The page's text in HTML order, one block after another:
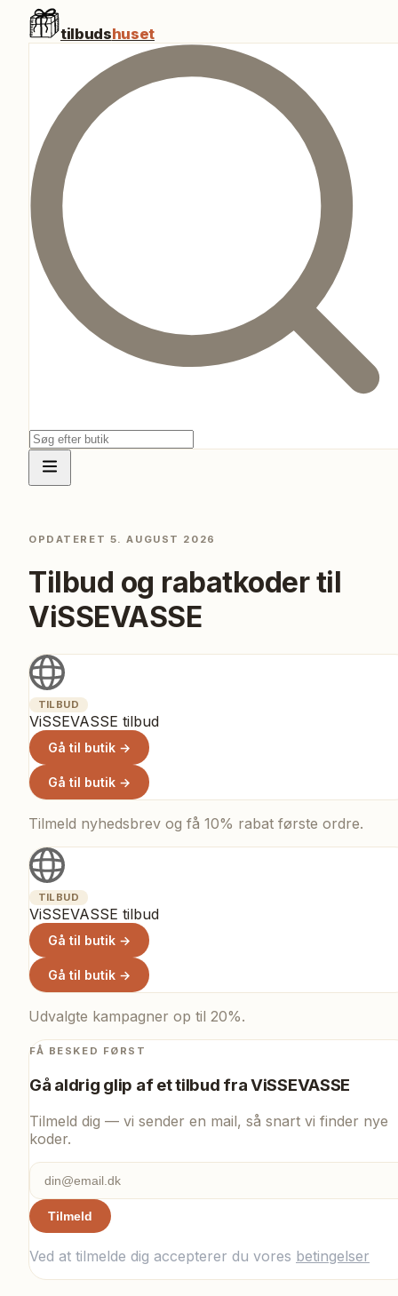
tilbudshuset
OPDATERET 5. AUGUST 2026
Tilbud og rabatkoder til
ViSSEVASSE
TILBUD
ViSSEVASSE tilbud
Gå til butik →
Gå til butik →
Tilmeld nyhedsbrev og få 10% rabat første ordre.
TILBUD
ViSSEVASSE tilbud
Gå til butik →
Gå til butik →
Udvalgte kampagner op til 20%.
FÅ BESKED FØRST
Gå aldrig glip af et tilbud fraViSSEVASSE
Tilmeld dig — vi sender en mail, så snart vi finder nye
koder.
Tilmeld
Ved at tilmelde dig accepterer du vores betingelser